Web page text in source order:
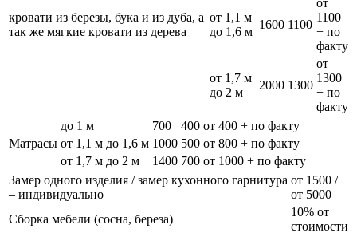
кровати из березы, бука и из дуба, а
так же мягкие кровати из дерева
от 1,1 м
до 1,6 м
1600 1100
1100
+ по
факту
от 1,7 м
до 2 м
2000 1300
от
1300
+ по
факту
Матрасы
до 1 м 700 400 от 400 + по факту
от 1,1 м до 1,6 м 1000 500 от 800 + по факту
от 1,7 м до 2 м
1400 700 от 1000 + по факту
Замер одного изделия / замер кухонного гарнитура
– индивидуально
от 1500 /
от 5000
Сборка мебели (сосна, береза)
10% от
стоимости